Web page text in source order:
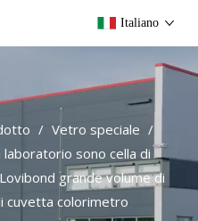
Italiano
/ Vetro speciale /
laboratorio sono cella di
grande volume di
cuvetta colorimetro